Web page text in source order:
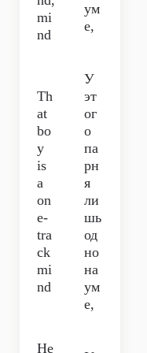
mi
nd
ум
е,
Th
at
bo
y
is
a
on
e-
tra
ck
mi
nd
У
эт
ог
о
па
рн
я
ли
шь
од
но
на
ум
е,
He